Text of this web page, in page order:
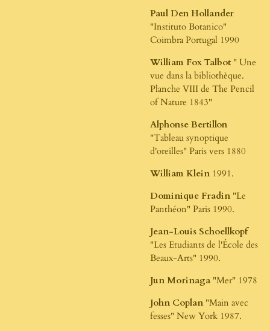
Paul Den Hollander
"Instituto Botanico"
Coimbra Portugal 1990
William Fox Talbot " Une
vue dans la bibliothèque.
Planche VIII de The Pencil
of Nature 1843"
Alphonse Bertillon
"Tableau synoptique
d'oreilles" Paris vers 1880
William Klein 1991.
Dominique Fradin "Le
Panthéon" Paris 1990.
Jean-Louis Schoellkopf
"Les Etudiants de l'École des
Beaux-Arts" 1990.
Jun Morinaga "Mer" 1978
John Coplan "Main avec
fesses" New York 1987.